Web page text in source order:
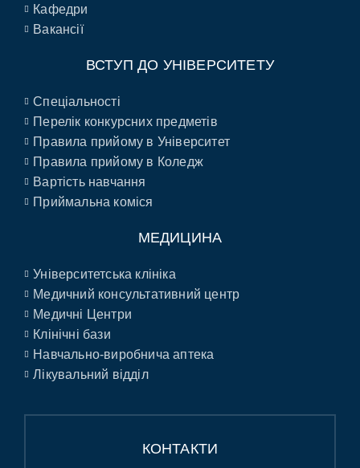
Кафедри
Вакансії
ВСТУП ДО УНІВЕРСИТЕТУ
Спеціальності
Перелік конкурсних предметів
Правила прийому в Університет
Правила прийому в Коледж
Вартість навчання
Приймальна коміся
МЕДИЦИНА
Університетська клініка
Медичний консультативний центр
Медичні Центри
Клінічні бази
Навчально-виробнича аптека
Лікувальний відділ
КОНТАКТИ